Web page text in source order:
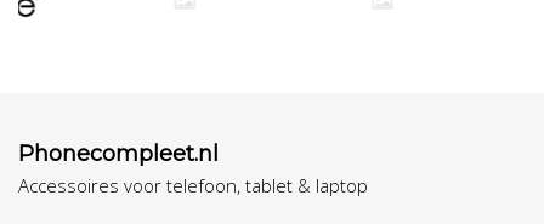
Phonecompleet.nl
Accessoires voor telefoon, tablet & laptop